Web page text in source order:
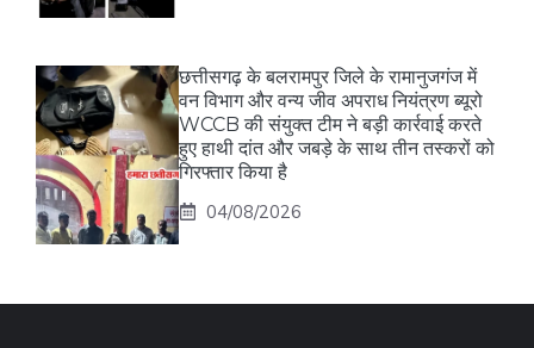
छत्तीसगढ़ के बलरामपुर जिले के रामानुजगंज में
वन विभाग और वन्य जीव अपराध नियंत्रण ब्यूरो
WCCB की संयुक्त टीम ने बड़ी कार्रवाई करते
हुए हाथी दांत और जबड़े के साथ तीन तस्करों को
गिरफ्तार किया है
04/08/2026